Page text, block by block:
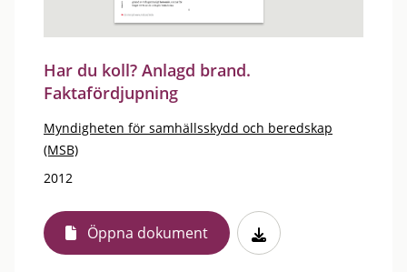
Har du koll? Anlagd brand.
Faktafördjupning
Myndigheten för samhällsskydd och beredskap
(MSB)
2012
Öppna dokument